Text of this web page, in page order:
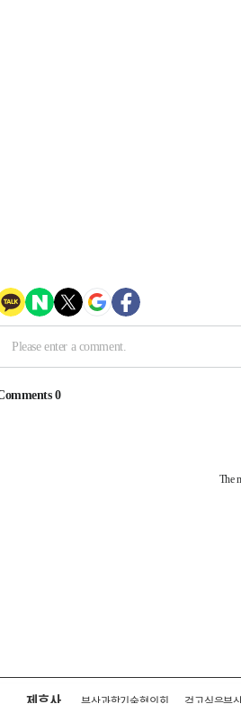
제휴사 부산과학기술협의회 걷고싶은부